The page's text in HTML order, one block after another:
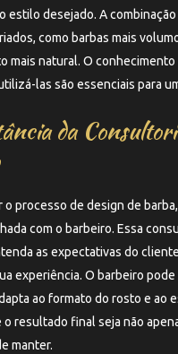
estilo desejado. A
como barbas mais
mais natural. O
las são essenciais para
da
o processo de design de
com o barbeiro. Essa
as expectativas do
experiência. O barbeiro
ao formato do rosto e ao
resultado final seja não
manter.